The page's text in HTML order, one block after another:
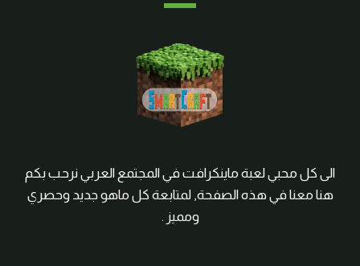
الى كل محبي لعبة ماينكرافت في المجتمع العربي نرحب بكم
هنا معنا في هذه الصفحة, لمتابعة كل ماهو جديد وحصري
ومميز .